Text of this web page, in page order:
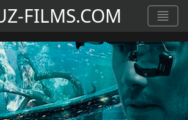
FILMS.COM